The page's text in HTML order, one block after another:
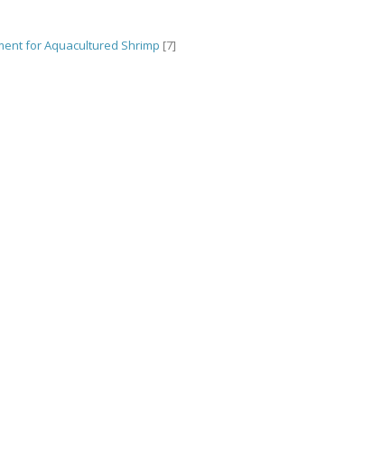
for Aquacultured Shrimp [7]